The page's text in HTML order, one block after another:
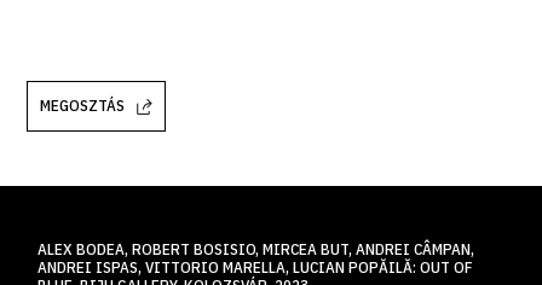
MEGOSZTÁS
ALEX BODEA, ROBERT BOSISIO, MIRCEA BUT, ANDREI CÂMPAN,
ANDREI ISPAS, VITTORIO MARELLA, LUCIAN POPĂILĂ: OUT OF